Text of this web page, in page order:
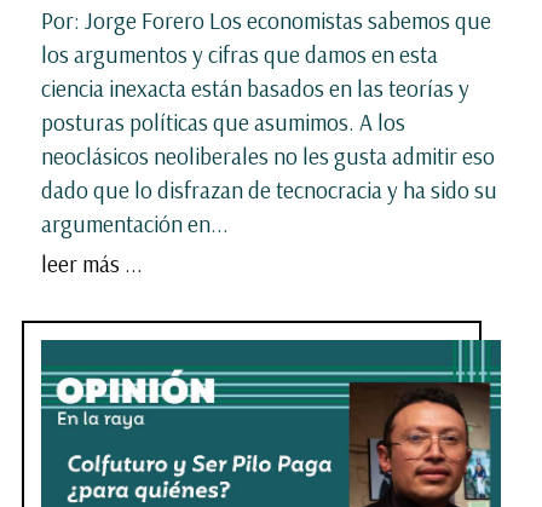
Por: Jorge Forero Los economistas sabemos que
los argumentos y cifras que damos en esta
ciencia inexacta están basados en las teorías y
posturas políticas que asumimos. A los
neoclásicos neoliberales no les gusta admitir eso
dado que lo disfrazan de tecnocracia y ha sido su
argumentación en...
leer más ...